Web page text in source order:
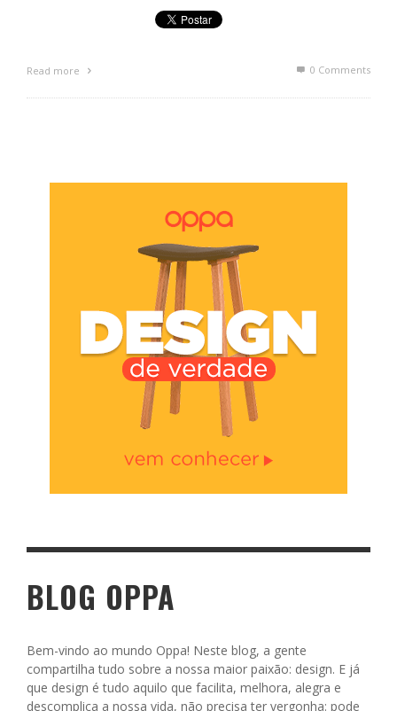
Read more 0 Comments
BLOG OPPA
Bem-vindo ao mundo Oppa! Neste blog, a gente
compartilha tudo sobre a nossa maior paixão: design. E já
que design é tudo aquilo que facilita, melhora, alegra e
descomplica a nossa vida, não precisa ter vergonha: pode